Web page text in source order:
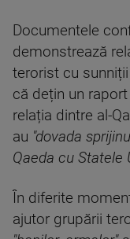
Documentele
demonstrează
terorist cu
că dețin un
relația dintre al-
au "dovada
Qaeda cu Statele
În diferite
ajutor grupării